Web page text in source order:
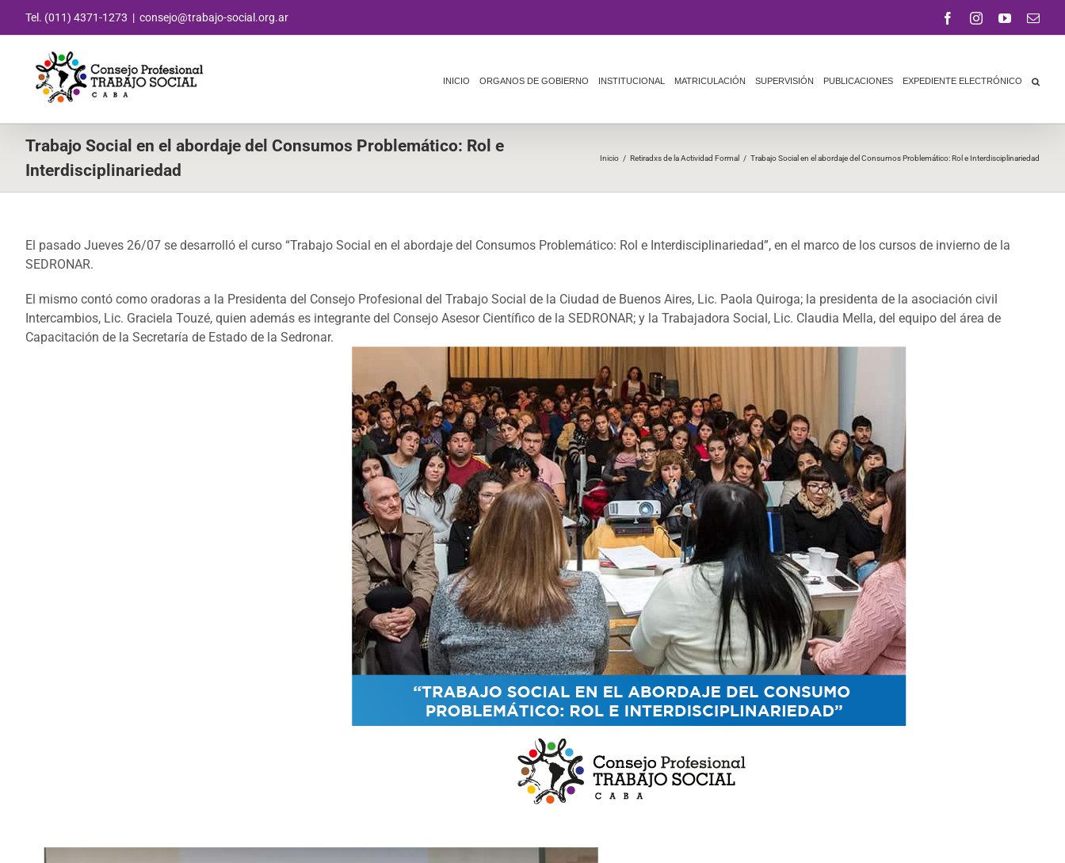
Tel. (011) 4371-1273 | consejo@trabajo-social.org.ar FacebookInstagramYouTube
INICIO ORGANOS DE GOBIERNO INSTITUCIONAL MATRICULACIÓN SUPERVISIÓN PUBLICACIONES EXPEDIENTE ELECTRÓNICO
Trabajo Social en el abordaje del Consumos Problemático: Rol e
Interdisciplinariedad
Inicio / Retiradxs de la Actividad Formal / Trabajo Social en el abordaje del Consumos Problemático: Rol e Interdisciplinariedad
El pasado Jueves 26/07 se desarrolló el curso “Trabajo Social en el abordaje del Consumos Problemático: Rol e Interdisciplinariedad”, en el marco de los cursos de invierno de la
SEDRONAR.
El mismo contó como oradoras a la Presidenta del Consejo Profesional del Trabajo Social de la Ciudad de Buenos Aires, Lic. Paola Quiroga; la presidenta de la asociación civil
Intercambios, Lic. Graciela Touzé, quien además es integrante del Consejo Asesor Científico de la SEDRONAR; y la Trabajadora Social, Lic. Claudia Mella, del equipo del área de
Capacitación de la Secretaría de Estado de la Sedronar.